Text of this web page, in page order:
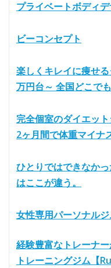
プライベートボディデ
ビーコンセプト
楽しくキレイに痩せ
万円台～ 全国どこで
完全個室のダイエッ
2ヶ月間で体重マイナ
ひとりではできなか
はここが違う。
女性専用パーソナル
経験豊富なトレーナ
トレーニングジム【